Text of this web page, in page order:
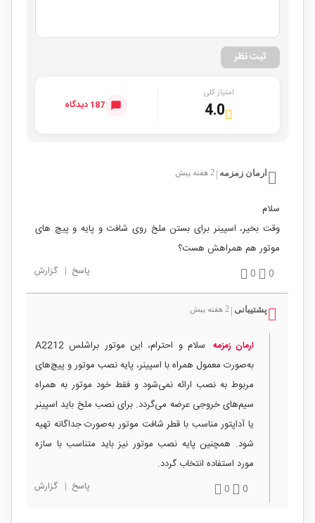
ثبت نظر
امتیاز کلی
4.0 187 دیدگاه
ارمان زمزمه 2 هفته پیش
سلام
وقت بخیر، اسپینر برای بستن ملخ روی شافت و پایه و پیچ های
موتور هم همراهش هست؟
0
0 پاسخ | گزارش
پشتیبانی 2 هفته پیش
ارمان زمزمه
سلام و احترام، این موتور براشلس A2212
به‌صورت معمول همراه با اسپینر، پایه نصب موتور و پیچ‌های
مربوط به نصب ارائه نمی‌شود و فقط خود موتور به همراه
سیم‌های خروجی عرضه می‌گردد. برای نصب ملخ باید اسپینر
یا آداپتور مناسب با قطر شافت موتور به‌صورت جداگانه تهیه
شود. همچنین پایه نصب موتور نیز باید متناسب با سازه
مورد استفاده انتخاب گردد.
0
0 پاسخ | گزارش